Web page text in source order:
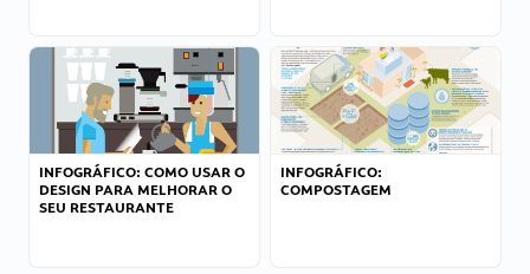
INFOGRÁFICO: COMO USAR O
DESIGN PARA MELHORAR O
SEU RESTAURANTE
INFOGRÁFICO:
COMPOSTAGEM